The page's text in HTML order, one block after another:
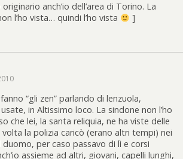
anch’io dell’area di Torino. La
l’ho vista… quindi l’ho vista
]
“gli zen” parlando di lenzuola,
in Altissimo loco. La sindone non l’ho
che lei, la santa reliquia, ne ha viste delle
volta la polizia caricò (erano altri tempi) nei
duomo, per caso passavo di lì e corsi
assieme ad altri, giovani, capelli lunghi,